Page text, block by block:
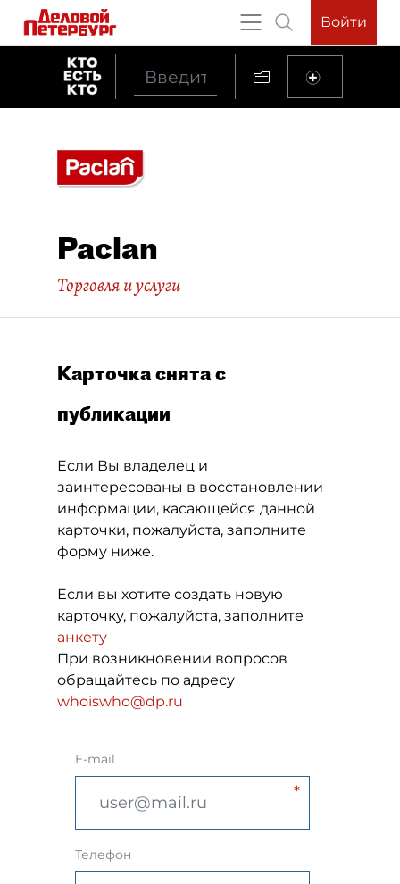
Войти
Paclan
Торговля и услуги
Карточка снята с
публикации
Если Вы владелец и
заинтересованы в восстановлении
информации, касающейся данной
карточки, пожалуйста, заполните
форму ниже.
Если вы хотите создать новую
карточку, пожалуйста, заполните
анкету
При возникновении вопросов
обращайтесь по адресу
whoiswho@dp.ru
E-mail
Телефон